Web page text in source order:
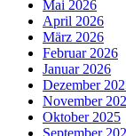
Mai 2026
April 2026
März 2026
Februar 2026
Januar 2026
Dezember
November
Oktober 2025
September